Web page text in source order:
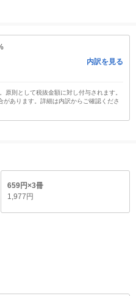
内訳を見る
原則として税抜金額に対し付与されます。
あります。詳細は内訳からご確認くださ
659円×3冊
1,977円